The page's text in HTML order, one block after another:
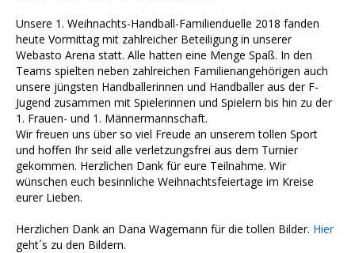
Unsere 1. Weihnachts-Handball-Familienduelle 2018 fanden
heute Vormittag mit zahlreicher Beteiligung in unserer
Webasto Arena statt. Alle hatten eine Menge Spaß. In den
Teams spielten neben zahlreichen Familienangehörigen auch
unsere jüngsten Handballerinnen und Handballer aus der F-
Jugend zusammen mit Spielerinnen und Spielern bis hin zu der
1. Frauen- und 1. Männermannschaft.
Wir freuen uns über so viel Freude an unserem tollen Sport
und hoffen Ihr seid alle verletzungsfrei aus dem Turnier
gekommen. Herzlichen Dank für eure Teilnahme. Wir
wünschen euch besinnliche Weihnachtsfeiertage im Kreise
eurer Lieben.
Herzlichen Dank an Dana Wagemann für die tollen Bilder. Hier
geht´s zu den Bildern.